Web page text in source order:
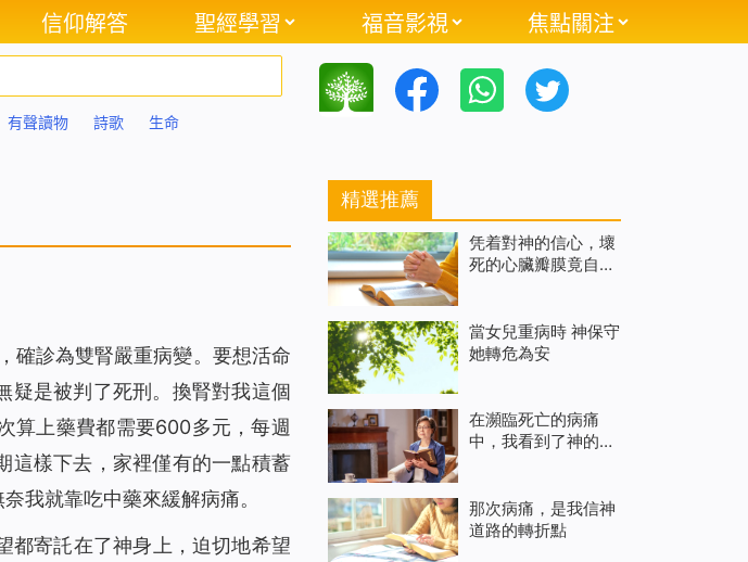
信仰解答 聖經學習 福音影視 焦點關注
有聲讀物 詩歌 生命
確診為雙腎嚴重病變。要想活命
疑是被判了死刑。換腎對我這個
算上藥費都需要600多元，每週
這樣下去，家裡僅有的一點積蓄
我就靠吃中藥來緩解病痛。
都寄託在了神身上，迫切地希望
精選推薦
凭着對神的信心，壞
死的心臟瓣膜竟自動
當女兒重病時 神保守
她轉危為安
在瀕臨死亡的病痛
中，我看到了神的奇
那次病痛，是我信神
道路的轉折點